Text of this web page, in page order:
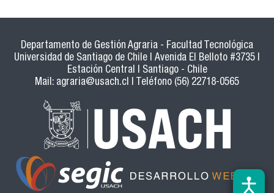
Departamento de Gestión Agraria - Facultad Tecnológica
Universidad de Santiago de Chile | Avenida El Belloto #3735 |
Estación Central | Santiago - Chile
Mail: agraria@usach.cl | Teléfono (56) 22718-0565